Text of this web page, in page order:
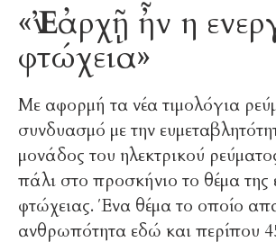
«Ἐν ἀρχῇ ἦν η
φτώχεια»
Με αφορμή τα νέα τιμολόγια
συνδυασμό με την
μονάδος του ηλεκτρικού
πάλι στο προσκήνιο το θέμα της
φτώχειας. Ένα θέμα το οποίο
ανθρωπότητα εδώ και περίπου